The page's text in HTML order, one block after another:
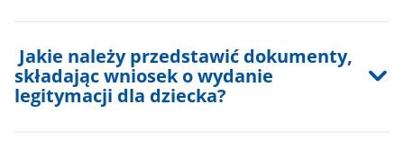
Jakie należy przedstawić dokumenty,
składając wniosek o wydanie
legitymacji dla dziecka?